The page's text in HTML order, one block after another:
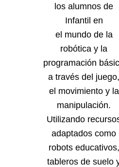
los alumnos de
Infantil en
el mundo de la
robótica y la
programación
a través del juego,
el movimiento y la
manipulación.
Utilizando
adaptados como
robots educativos,
tableros de suelo